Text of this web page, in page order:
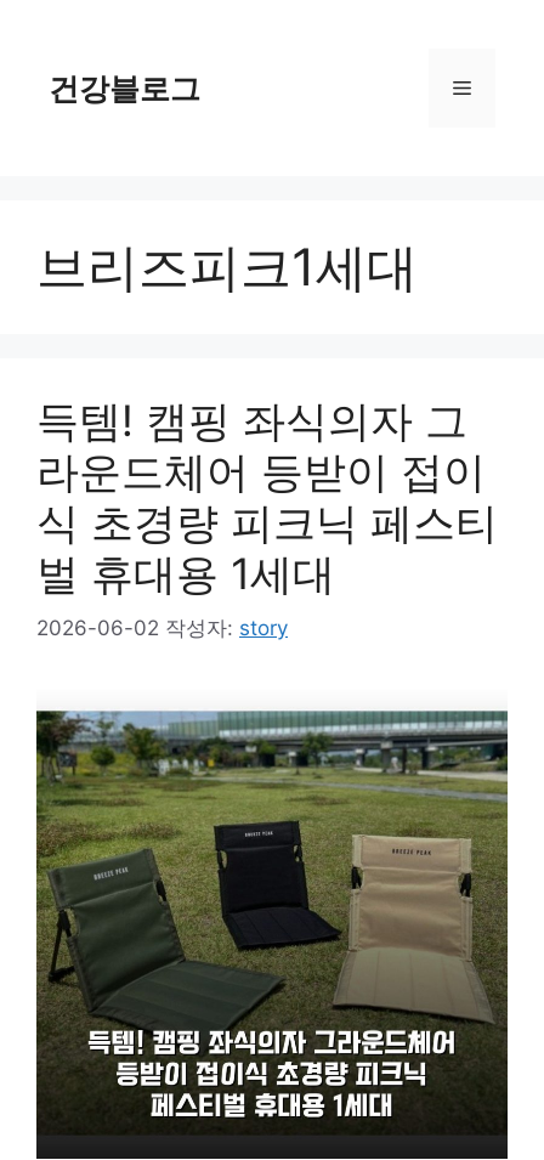
건강블로그 메
브리즈피크1세대
득템! 캠핑 좌식의자 그
라운드체어 등받이 접이
식 초경량 피크닉 페스티
벌 휴대용 1세대
2026-06-02 작성자: story